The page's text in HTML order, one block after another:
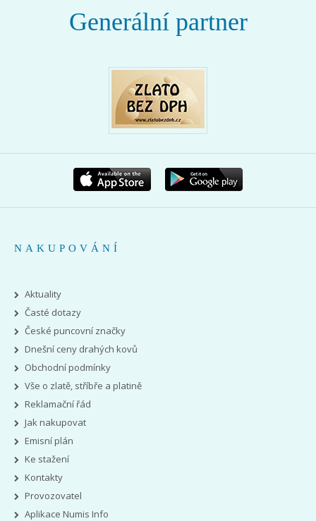
Generální partner
NAKUPOVÁNÍ
Aktuality
Časté dotazy
České puncovní značky
Dnešní ceny drahých kovů
Obchodní podmínky
Vše o zlatě, stříbře a platině
Reklamační řád
Jak nakupovat
Emisní plán
Ke stažení
Kontakty
Provozovatel
Aplikace Numis Info